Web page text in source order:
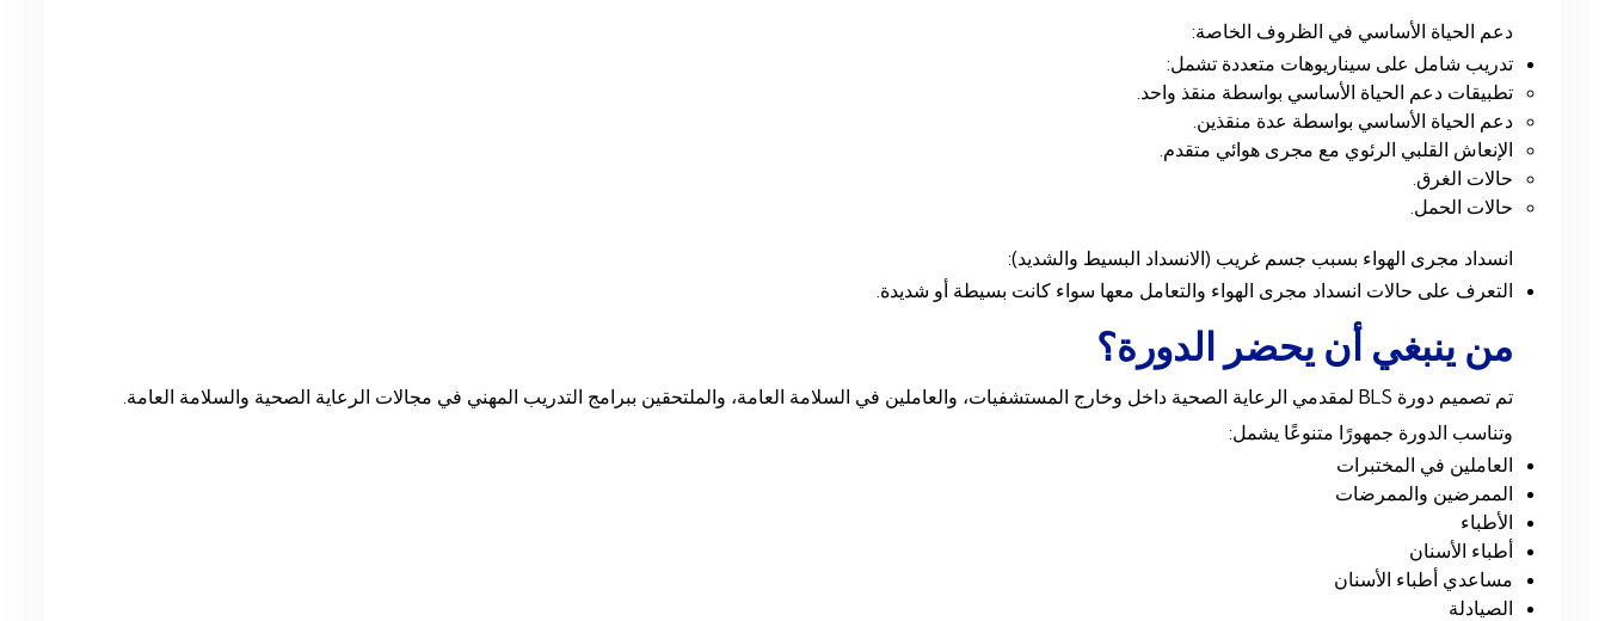
دعم الحياة الأساسي في الظروف الخاصة:
تدريب شامل على سيناريوهات متعددة تشمل:
تطبيقات دعم الحياة الأساسي بواسطة منقذ واحد.
دعم الحياة الأساسي بواسطة عدة منقذين.
الإنعاش القلبي الرئوي مع مجرى هوائي متقدم.
حالات الغرق.
حالات الحمل.
انسداد مجرى الهواء بسبب جسم غريب (الانسداد البسيط والشديد):
التعرف على حالات انسداد مجرى الهواء والتعامل معها سواء كانت بسيطة أو شديدة.
من ينبغي أن يحضر الدورة؟
تم تصميم دورة BLS لمقدمي الرعاية الصحية داخل وخارج المستشفيات، والعاملين في السلامة العامة، والملتحقين ببرامج التدريب المهني في مجالات الرعاية الصحية والسلامة العامة.
وتناسب الدورة جمهورًا متنوعًا يشمل:
العاملين في المختبرات
الممرضين والممرضات
الأطباء
أطباء الأسنان
مساعدي أطباء الأسنان
الصيادلة